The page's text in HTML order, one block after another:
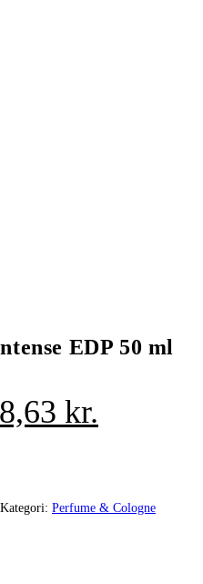
EDP 50 ml
kr.
er:
Kategori: Perfume & Cologne